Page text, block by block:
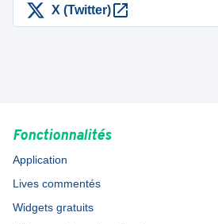
X (Twitter)
Fonctionnalités
Application
Lives commentés
Widgets gratuits